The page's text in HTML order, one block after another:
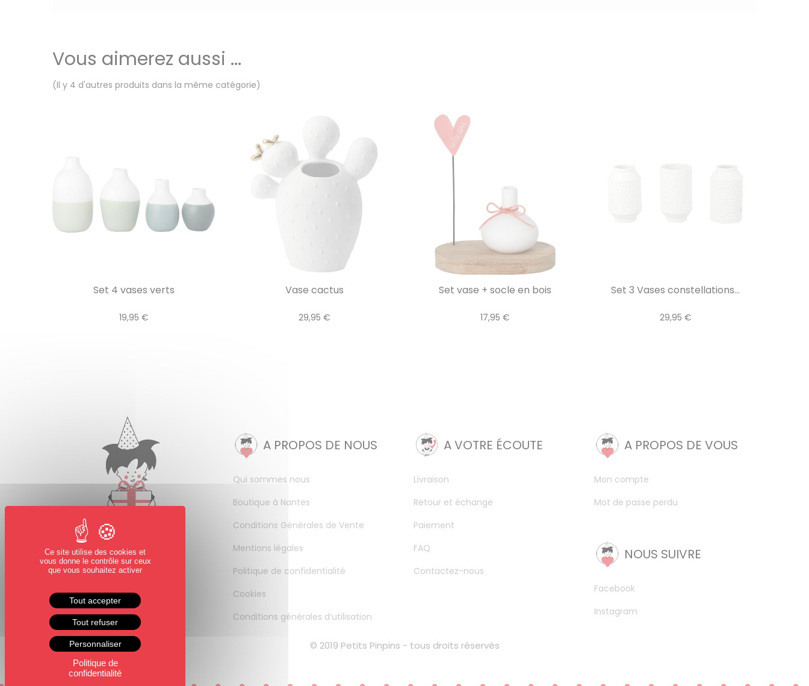
Vous aimerez aussi ...
(Il y 4 d'autres produits dans la même catégorie)
Set 4 vases verts
19,95 €
Vase cactus
29,95 €
Set vase + socle en bois
17,95 €
Set 3 Vases constellations...
29,95 €
A PROPOS DE NOUS
Qui sommes nous
Boutique à Nantes
Conditions Générales de Vente
Mentions légales
Politique de confidentialité
Cookies
Conditions générales d’utilisation
A VOTRE ÉCOUTE
Livraison
Retour et échange
Paiement
FAQ
Contactez-nous
A PROPOS DE VOUS
Mon compte
Mot de passe perdu
NOUS SUIVRE
Facebook
Instagram
© 2019 Petits Pinpins - tous droits réservés
Ce site utilise des cookies et
vous donne le contrôle sur ceux
que vous souhaitez activer
Tout accepter
Tout refuser
Personnaliser
Politique de
confidentialité